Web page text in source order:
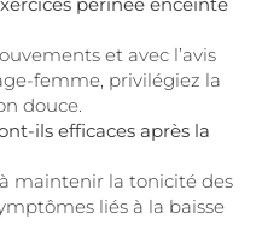
et avec l’avis
femme, privilégiez la
douce.
ils efficaces après la
maintenir la tonicité des
liés à la baisse